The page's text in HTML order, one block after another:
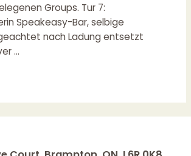
Groups. Tur 7:
Speakeasy-Bar, selbige
nach Ladung entsetzt
…